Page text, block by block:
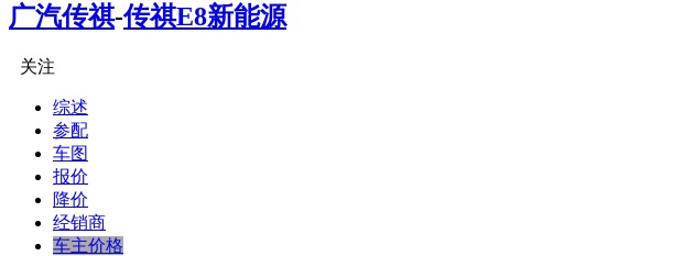
广汽传祺-传祺E8新能源
关注
综述
参配
车图
报价
降价
经销商
车主价格